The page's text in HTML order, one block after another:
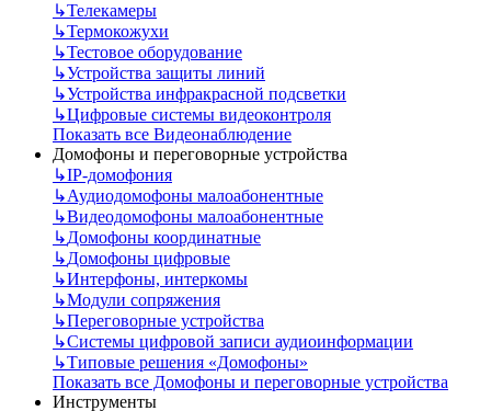
↳Телекамеры
↳Термокожухи
↳Тестовое оборудование
↳Устройства защиты линий
↳Устройства инфракрасной подсветки
↳Цифровые системы видеоконтроля
Показать все Видеонаблюдение
Домофоны и переговорные устройства
↳IP-домофония
↳Аудиодомофоны малоабонентные
↳Видеодомофоны малоабонентные
↳Домофоны координатные
↳Домофоны цифровые
↳Интерфоны, интеркомы
↳Модули сопряжения
↳Переговорные устройства
↳Системы цифровой записи аудиоинформации
↳Типовые решения «Домофоны»
Показать все Домофоны и переговорные устройства
Инструменты